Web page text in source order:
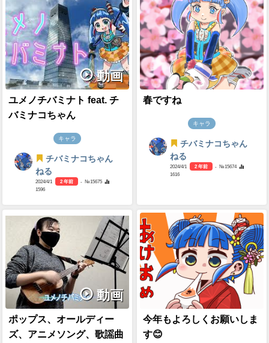
動画
ユメノチバミナト feat. チ
バミナコちゃん
キャラ
チバミナコちゃん
ねる
2024/4/1 2 年前
- №15675
1596
春ですね
キャラ
チバミナコちゃん
ねる
2024/4/1 2 年前
- №15674
1616
動画
ポップス、オールディー
ズ、アニメソング、歌謡曲
今年もよろしくお願いしま
す😊